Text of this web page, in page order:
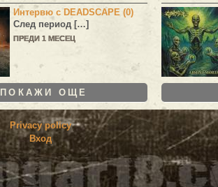
Интервю с DEADSCAPE (0)
След период […]
ПРЕДИ 1 МЕСЕЦ
ПОКАЖИ ОЩЕ
Privacy policy
Вход